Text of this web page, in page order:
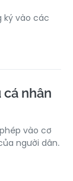
ký vào các
nhân
vào cơ
người dân.